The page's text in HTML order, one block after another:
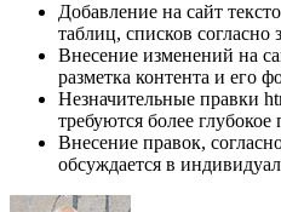
Добавление на сайт
таблиц, списков
Внесение изменений на
разметка контента и его
Незначительные правки
требуются более
Внесение правок,
обсуждается в